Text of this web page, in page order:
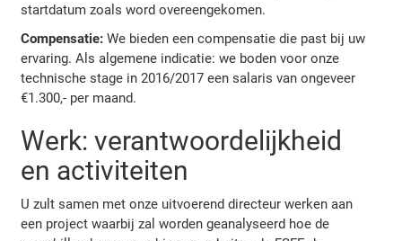
startdatum zoals word overeengekomen.
Compensatie: We bieden een compensatie die past bij uw
ervaring. Als algemene indicatie: we boden voor onze
technische stage in 2016/2017 een salaris van ongeveer
€1.300,- per maand.
Werk: verantwoordelijkheid
en activiteiten
U zult samen met onze uitvoerend directeur werken aan
een project waarbij zal worden geanalyseerd hoe de